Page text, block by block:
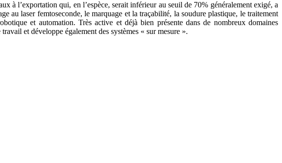
à l’exportation qui, en l’espèce, serait inférieur au seuil de 70% généralement exigé, a
au laser femtoseconde, le marquage et la traçabilité, la soudure plastique, le traitement
et automation. Très active et déjà bien présente dans de nombreux domaines
et développe également des systèmes « sur mesure ».